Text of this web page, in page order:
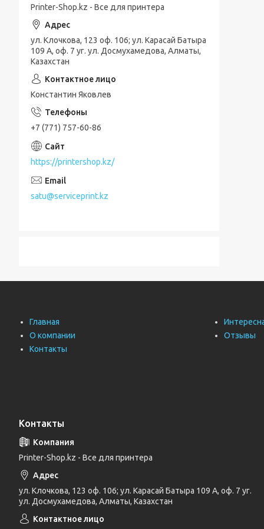
Printer-Shop.kz - Все для принтера
ул. Клочкова, 123 оф. 106; ул. Карасай Батыра
109 А, оф. 7 уг. ул. Досмухамедова, Алматы,
Казахстан
Константин Яковлев
+7 (771) 757-60-86
https://printershop.kz/
satu@serviceprint.kz
Главная
О компании
Контакты
Отзывы
Контакты
Printer-Shop.kz - Все для принтера
ул. Клочкова, 123 оф. 106; ул. Карасай Батыра 109 А, оф. 7 уг.
ул. Досмухамедова, Алматы, Казахстан